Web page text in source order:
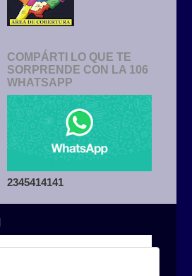
COMPÁRTI LO QUE TE
SORPRENDE CON LA 106
WHATSAPP
2345414141